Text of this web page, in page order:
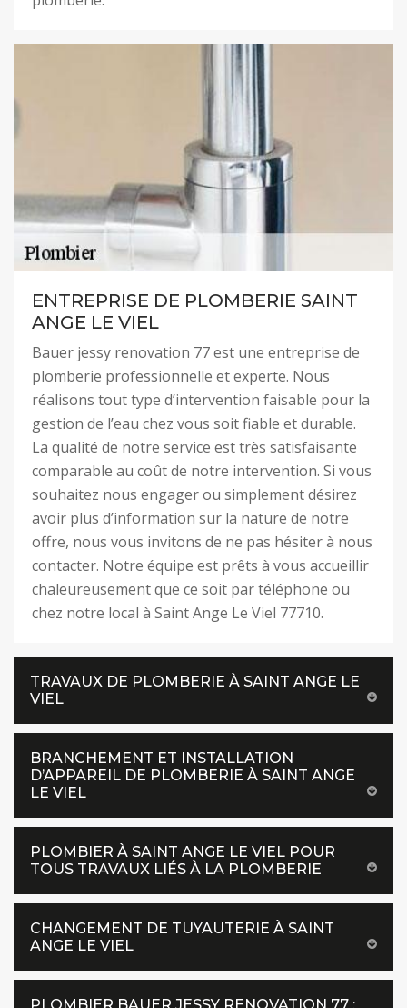
ENTREPRISE DE PLOMBERIE SAINT
ANGE LE VIEL
Bauer jessy renovation 77 est une entreprise de
plomberie professionnelle et experte. Nous
réalisons tout type d’intervention faisable pour la
gestion de l’eau chez vous soit fiable et durable.
La qualité de notre service est très satisfaisante
comparable au coût de notre intervention. Si vous
souhaitez nous engager ou simplement désirez
avoir plus d’information sur la nature de notre
offre, nous vous invitons de ne pas hésiter à nous
contacter. Notre équipe est prêts à vous accueillir
chaleureusement que ce soit par téléphone ou
chez notre local à Saint Ange Le Viel 77710.
TRAVAUX DE PLOMBERIE À SAINT ANGE LE
VIEL
BRANCHEMENT ET INSTALLATION
D’APPAREIL DE PLOMBERIE À SAINT ANGE
LE VIEL
PLOMBIER À SAINT ANGE LE VIEL POUR
TOUS TRAVAUX LIÉS À LA PLOMBERIE
CHANGEMENT DE TUYAUTERIE À SAINT
ANGE LE VIEL